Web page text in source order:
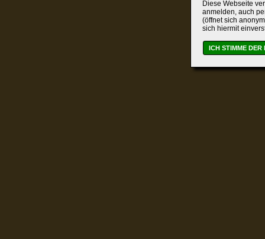
Diese Webseite
anmelden, auch
(öffnet sich
sich hiermit